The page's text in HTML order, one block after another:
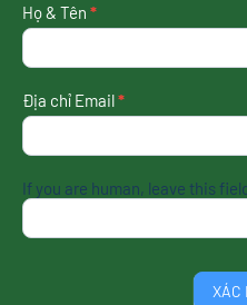
nhận
tin
nhất
Họ & Tên *
Địa chỉ Email*
If you are human, leave this
XÁC